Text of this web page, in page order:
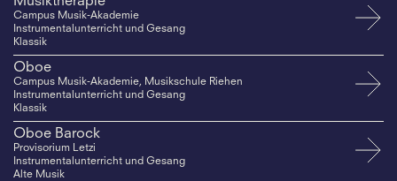
Campus Musik-Akademie
Instrumentalunterricht und Gesang
Klassik
Oboe
Campus Musik-Akademie, Musikschule Riehen
Instrumentalunterricht und Gesang
Klassik
Oboe Barock
Provisorium Letzi
Instrumentalunterricht und Gesang
Alte Musik